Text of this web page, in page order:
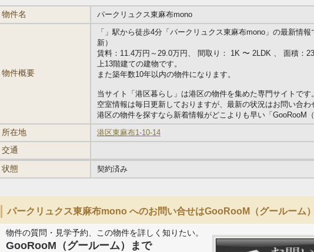
物件名 パークリュクス東麻布mono
物件概要
「 」駅から徒歩4分「パークリュクス東麻布mono」の最新情報
新）
賃料：11.4万円～29.0万円、 間取り： 1K 〜 2LDK 、 面積：
上13階建ての建物です。
また築年数10年以内の物件になります。
当サイト「港区暮らし」は港区の物件を集めた専門サイトです。
空室情報は毎日更新しておりますが、最新の状況はお問い合わ
港区の物件を探すなら新着情報がどこよりも早い「GooRooM
所在地 港区東麻布1-10-14
交通
状態
契約済み
パークリュクス東麻布mono へのお問い合せはGooRooM（グールーム
物件の質問・見学予約、この物件を詳しく知りたい。
GooRooM（グールーム）まで